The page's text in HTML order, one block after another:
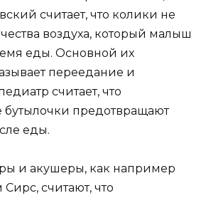
считает, что колики не
воздуха, который малыш
еды. Основной их
переедание и
считает, что
бутылочки предотвращают
еды.
и акушеры, как например
считают, что